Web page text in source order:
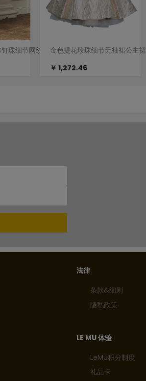
珠细节网纱短裙公主裙金色提花珍珠细节无袖裙公主裙
￥ 1,272.46
法律
条款&细则
隐私政策
LE MU 体验
LeMu积分制度
礼品卡